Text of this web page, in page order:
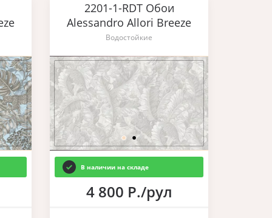
2201-1-RDT Обои
Alessandro Allori Breeze
Водостойкие
В наличии на складе
4 800 Р./рул